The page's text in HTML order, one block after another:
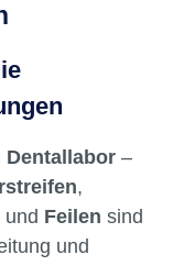
Dentallabor –
,
und Feilen sind
und